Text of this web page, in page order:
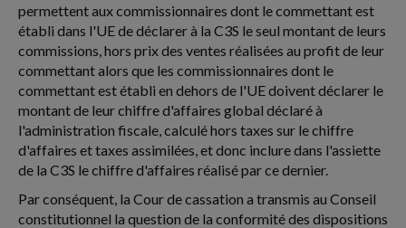
permettent aux commissionnaires dont le commettant est
établi dans l'UE de déclarer à la C3S le seul montant de leurs
commissions, hors prix des ventes réalisées au profit de leur
commettant alors que les commissionnaires dont le
commettant est établi en dehors de l'UE doivent déclarer le
montant de leur chiffre d'affaires global déclaré à
l'administration fiscale, calculé hors taxes sur le chiffre
d'affaires et taxes assimilées, et donc inclure dans l'assiette
de la C3S le chiffre d'affaires réalisé par ce dernier.
Par conséquent, la Cour de cassation a transmis au Conseil
constitutionnel la question de la conformité des dispositions